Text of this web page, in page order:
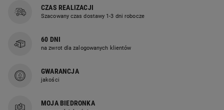
CZAS REALIZACJI
Szacowany czas dostawy 1-3 dni robocze
60 DNI
na zwrot dla zalogowanych klientów
GWARANCJA
jakości
MOJA BIEDRONKA